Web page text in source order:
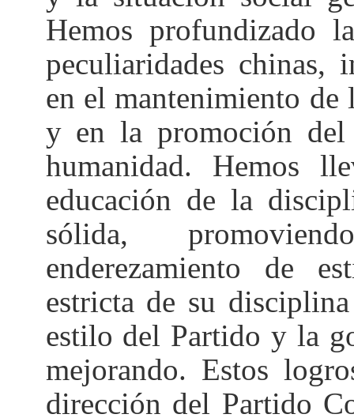
Hemos profundizado
peculiaridades chinas,
en el mantenimiento
y en la promoción
humanidad. Hemos
educación de la
sólida,
enderezamiento de
estricta de su
estilo del Partido y la
mejorando. Estos
dirección del Partido